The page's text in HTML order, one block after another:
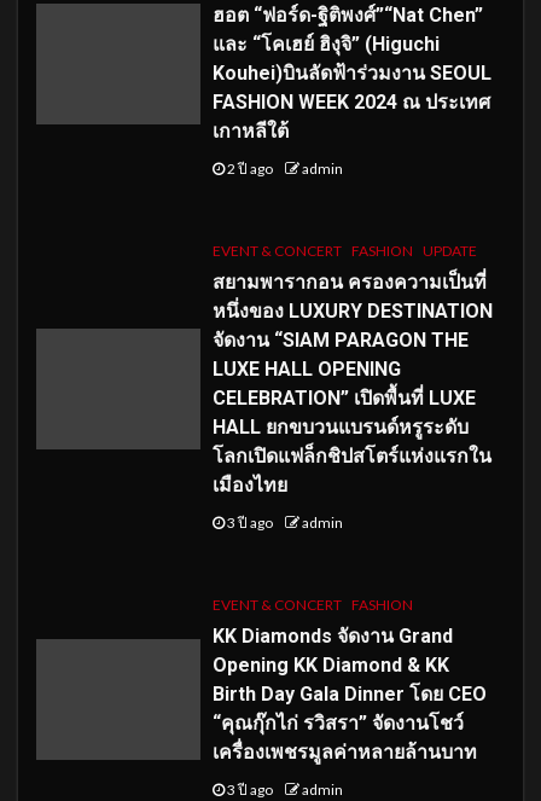
ฮอต “ฟอร์ด-ฐิติพงศ์”“Nat Chen”
และ “โคเฮย์ ฮิงุจิ” (Higuchi
Kouhei)บินลัดฟ้าร่วมงาน SEOUL
FASHION WEEK 2024 ณ ประเทศ
เกาหลีใต้
2 ปี ago admin
EVENT & CONCERT FASHION UPDATE
สยามพารากอน ครองความเป็นที่
หนึ่งของ LUXURY DESTINATION
จัดงาน “SIAM PARAGON THE
LUXE HALL OPENING
CELEBRATION” เปิดพื้นที่ LUXE
HALL ยกขบวนแบรนด์หรูระดับ
โลกเปิดแฟล็กชิปสโตร์แห่งแรกใน
เมืองไทย
3 ปี ago admin
EVENT & CONCERT FASHION
KK Diamonds จัดงาน Grand
Opening KK Diamond & KK
Birth Day Gala Dinner โดย CEO
“คุณกุ๊กไก่ รวิสรา” จัดงานโชว์
เครื่องเพชรมูลค่าหลายล้านบาท
3 ปี ago admin